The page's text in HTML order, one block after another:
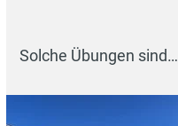
Solche Übungen sind…